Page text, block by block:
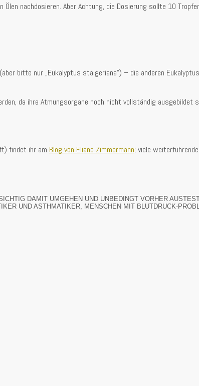
nachdosieren. Aber Achtung, die Dosierung sollte 10
bitte nur „Eukalyptus staigeriana“) – die anderen
da ihre Atmungsorgane noch nicht vollständig ausgebildet
findet ihr am Blog von Eliane Zimmermann; viele
DAMIT UMGEHEN UND UNBEDINGT VORHER
UND ASTHMATIKER, MENSCHEN MIT BLUTDRUCK-